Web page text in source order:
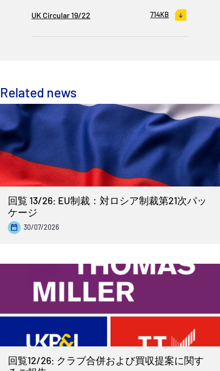
UK Circular 19/22 714KB
Related news
回覧 13/26: EU制裁：対ロシア制裁第21次パッ
ケージ
30/07/2026
回覧12/26: クラブ合併および買収提案に関す